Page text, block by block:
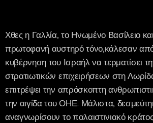
Χθες η Γαλλία, το Ηνωμένο Βασίλειο
πρωτοφανή αυστηρό τόνο,κάλεσαν από
κυβέρνηση του Ισραήλ να τερματίσει
στρατιωτικών επιχειρήσεων στη
επιτρέψει την απρόσκοπτη
την αιγίδα του ΟΗΕ. Μάλιστα,
αναγνωρίσουν το παλαιστινιακό